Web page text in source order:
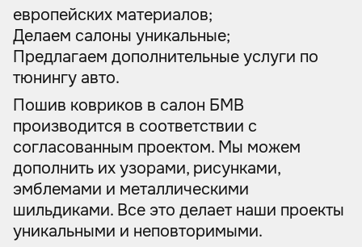
европейских материалов;
Делаем салоны уникальные;
Предлагаем дополнительные услуги по
тюнингу авто.
Пошив ковриков в салон БМВ
производится в соответствии с
согласованным проектом. Мы можем
дополнить их узорами, рисунками,
эмблемами и металлическими
шильдиками. Все это делает наши проекты
уникальными и неповторимыми.